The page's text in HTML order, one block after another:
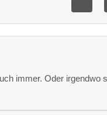
immer. Oder irgendwo